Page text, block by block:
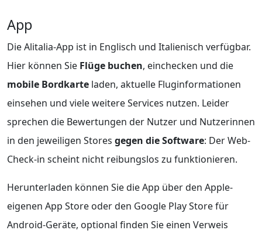
App
Die Alitalia-App ist in Englisch und Italienisch verfügbar.
Hier können Sie Flüge buchen, einchecken und die
mobile Bordkarte laden, aktuelle Fluginformationen
einsehen und viele weitere Services nutzen. Leider
sprechen die Bewertungen der Nutzer und Nutzerinnen
in den jeweiligen Stores gegen die Software: Der Web-
Check-in scheint nicht reibungslos zu funktionieren.
Herunterladen können Sie die App über den Apple-
eigenen App Store oder den Google Play Store für
Android-Geräte, optional finden Sie einen Verweis